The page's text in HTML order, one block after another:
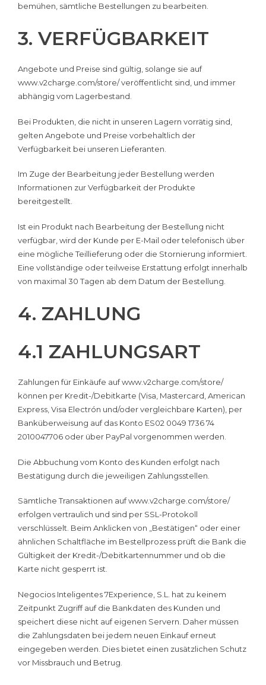
bemühen, sämtliche Bestellungen zu bearbeiten.
3. VERFÜGBARKEIT
Angebote und Preise sind gültig, solange sie auf
www.v2charge.com/store/ veröffentlicht sind, und immer
abhängig vom Lagerbestand.
Bei Produkten, die nicht in unseren Lagern vorrätig sind,
gelten Angebote und Preise vorbehaltlich der
Verfügbarkeit bei unseren Lieferanten.
Im Zuge der Bearbeitung jeder Bestellung werden
Informationen zur Verfügbarkeit der Produkte
bereitgestellt.
Ist ein Produkt nach Bearbeitung der Bestellung nicht
verfügbar, wird der Kunde per E-Mail oder telefonisch über
eine mögliche Teillieferung oder die Stornierung informiert.
Eine vollständige oder teilweise Erstattung erfolgt innerhalb
von maximal 30 Tagen ab dem Datum der Bestellung.
4. ZAHLUNG
4.1 ZAHLUNGSART
Zahlungen für Einkäufe auf www.v2charge.com/store/
können per Kredit-/Debitkarte (Visa, Mastercard, American
Express, Visa Electrón und/oder vergleichbare Karten), per
Banküberweisung auf das Konto ES02 0049 1736 74
2010047706 oder über PayPal vorgenommen werden.
Die Abbuchung vom Konto des Kunden erfolgt nach
Bestätigung durch die jeweiligen Zahlungsstellen.
Sämtliche Transaktionen auf www.v2charge.com/store/
erfolgen vertraulich und sind per SSL-Protokoll
verschlüsselt. Beim Anklicken von „Bestätigen“ oder einer
ähnlichen Schaltfläche im Bestellprozess prüft die Bank die
Gültigkeit der Kredit-/Debitkartennummer und ob die
Karte nicht gesperrt ist.
Negocios Inteligentes 7Experience, S.L. hat zu keinem
Zeitpunkt Zugriff auf die Bankdaten des Kunden und
speichert diese nicht auf eigenen Servern. Daher müssen
die Zahlungsdaten bei jedem neuen Einkauf erneut
eingegeben werden. Dies bietet einen zusätzlichen Schutz
vor Missbrauch und Betrug.